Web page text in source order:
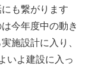
も繋がります
今年度中の動き
施設計に入り、
いよ建設に入っ